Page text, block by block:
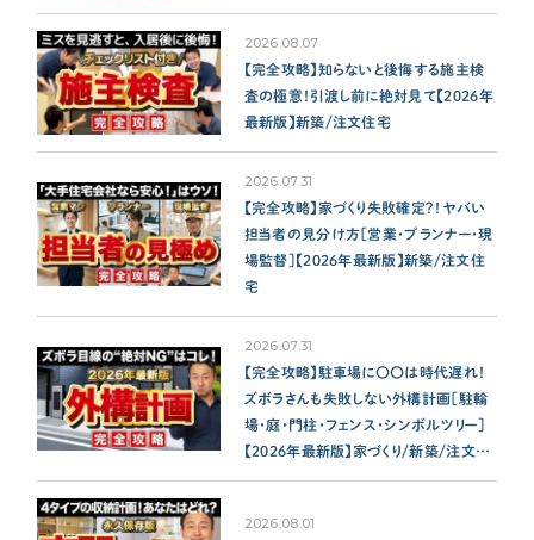
2026.08.07
【完全攻略】知らないと後悔する施主検
査の極意！引渡し前に絶対見て【2026年
最新版】新築/注文住宅
2026.07.31
【完全攻略】家づくり失敗確定？！ヤバい
担当者の見分け方［営業・プランナー・現
場監督］【2026年最新版】新築/注文住
宅
2026.07.31
【完全攻略】駐車場に〇〇は時代遅れ！
ズボラさんも失敗しない外構計画［駐輪
場・庭・門柱・フェンス・シンボルツリー］
【2026年最新版】家づくり/新築/注文住
2026.08.01